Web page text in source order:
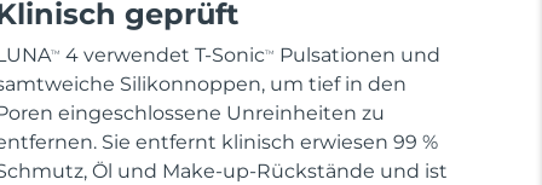
geprüft
TM 4 verwendet T-SonicTM
Pulsationen und
Silikonnoppen, um tief in den
eingeschlossene Unreinheiten zu
Sie entfernt klinisch erwiesen 99 %
Öl und Make-up-Rückstände und ist